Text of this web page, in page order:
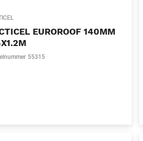
EUROROOF 140MM
55315